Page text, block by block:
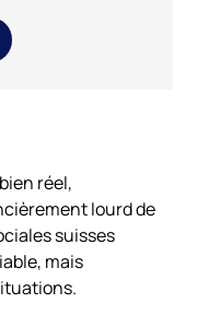
réel,
lourd de
suisses
mais